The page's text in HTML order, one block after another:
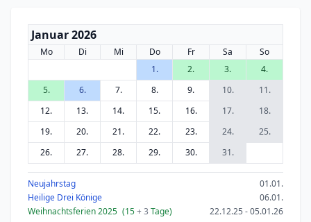
Januar 2026
Mo Di Mi Do Fr Sa
So
1.
2. 3.
4.
5.
6. 7. 8. 9. 10.
11.
12.
13. 14. 15. 16. 17.
18.
19.
20. 21. 22. 23. 24.
25.
26.
27. 28. 29. 30. 31.
Neujahrstag
01.01.
Heilige Drei Könige
06.01.
Weihnachtsferien 2025 (15+ 3 Tage) 22.12.25 - 05.01.26